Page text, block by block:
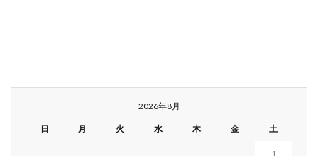
2026年8月
日 月 火 水 木 金 土
1